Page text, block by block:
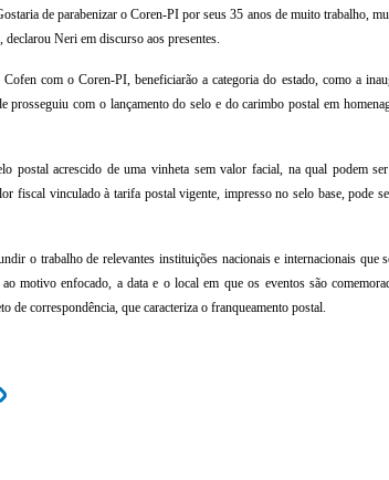
de parabenizar o Coren-PI por seus 35 anos de muito trabalho,
Neri em discurso aos presentes.
com o Coren-PI, beneficiarão a categoria do estado, como a
prosseguiu com o lançamento do selo e do carimbo postal em
postal acrescido de uma vinheta sem valor facial, na qual podem
fiscal vinculado à tarifa postal vigente, impresso no selo base, pode
o trabalho de relevantes instituições nacionais e internacionais que
motivo enfocado, a data e o local em que os eventos são
de correspondência, que caracteriza o franqueamento postal.